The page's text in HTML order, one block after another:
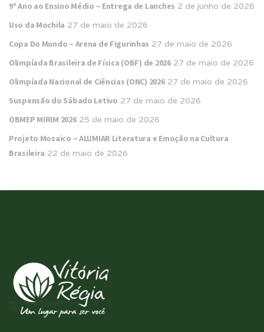
9º Ano ao Ensino Médio – Entrega de Lanches 2 de junho de 2026
Uso da Mochila 27 de maio de 2026
Copa Do Mundo – Arena de Figurinhas 27 de maio de 2026
Olimpíada Brasileira de Física (OBF) de 2026 27 de maio de 2026
Olimpíada Nacional de Ciências (ONC) 2026 27 de maio de 2026
Suspensão do Sábado Letivo 27 de maio de 2026
OBMEP MIRIM 2026 25 de maio de 2026
Projeto Mosaico – ALUMIAR Literatura e Emoção na Cultura
Brasileira 22 de maio de 2026